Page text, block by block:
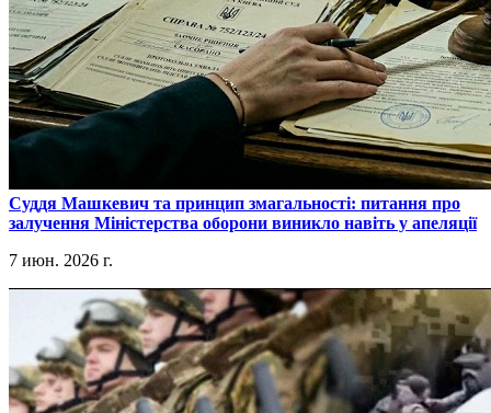
​Суддя Машкевич та принцип змагальності: питання про
залучення Міністерства оборони виникло навіть у апеляції
7 июн. 2026 г.